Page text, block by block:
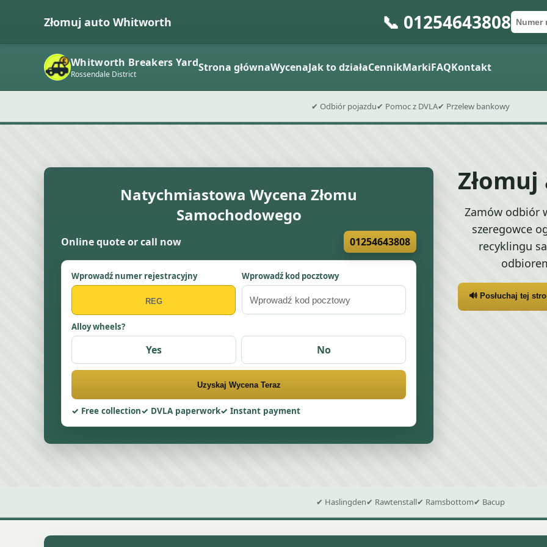
Złomuj auto Whitworth 📞 01254643808Kod
Wyślij
Whitworth Breakers Yard
Rossendale District Strona głównaWycenaJak to działaCennikMarkiFAQKontakt
✔ Odbiór pojazdu✔ Pomoc z DVLA✔ Przelew bankowy
Natychmiastowa Wycena Złomu
Samochodowego
Online quote or call now 01254643808
Wprowadź numer rejestracyjny Wprowadź kod pocztowy
Alloy wheels?
Yes No
Uzyskaj Wycena Teraz
Free collection DVLA paperwork Instant payment
Zamów odbiór
szeregowce
recyklingu
🔊 Posłuchaj tej
✔ Haslingden✔ Rawtenstall✔ Ramsbottom✔ Bacup